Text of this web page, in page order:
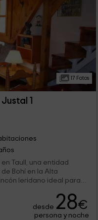
17 Fotos
1
Taull, una entidad
Bohí en la Alta
leridano ideal para
que cuenta con todo
vuestras vacaciones.
desde 28€
persona y noche